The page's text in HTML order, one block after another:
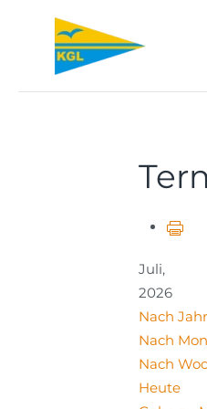
Zum Hauptinhalt springen
Juli,
2026
Nach Jahr
Nach
Nach
Heute